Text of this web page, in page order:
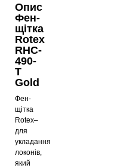
Опис
Фен-
щітка
Rotex
RHC-
490-
T
Gold
Фен-
щітка
Rotex–
для
укладання
локонів,
який